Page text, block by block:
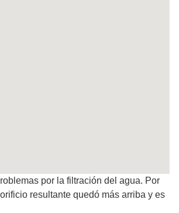
por la filtración del agua. Por
resultante quedó más arriba y es